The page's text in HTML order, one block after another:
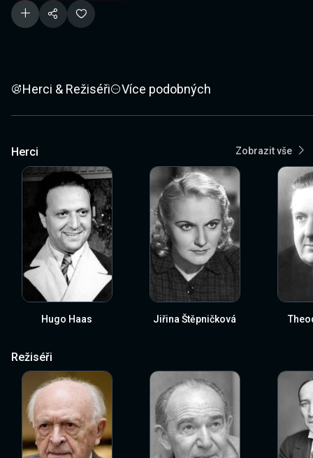
Herci & Režiséři Více podobných
Herci Zobrazit vše
Hugo Haas Jiřina Štěpničková
Režiséři